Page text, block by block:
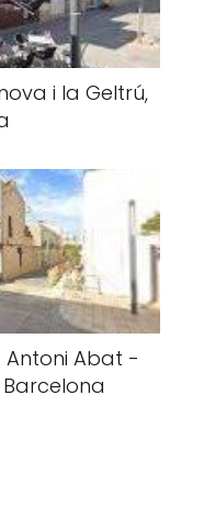
i la Geltrú,
Antoni Abat -